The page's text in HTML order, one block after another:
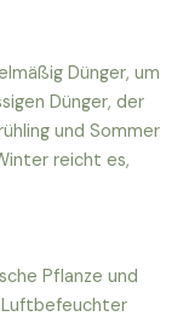
Dünger, um
Dünger, der
und Sommer
reicht es,
Pflanze und